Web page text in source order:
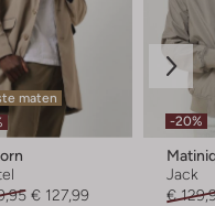
maten
€ 127,99
-20%
Jack
€